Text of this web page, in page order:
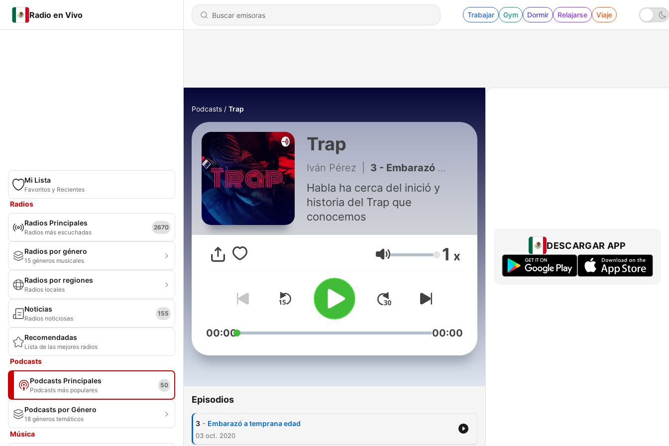
Radio en Vivo Trabajar Gym Dormir Relajarse Viaje
Mi Lista
Favoritos y Recientes
Radios
Radios Principales
Radios más escuchadas
2670
Radios por género
15 géneros musicales
Radios por regiones
Radios locales
Noticias
Radios noticiosas
155
Recomendadas
Lista de las mejores radios
Podcasts
Podcasts Principales
Podcasts más populares
50
Podcasts por Género
18 géneros temáticos
Música
Podcasts Trap
Trap
Iván Pérez 3 - Embarazó a temprana edad
Habla ha cerca del inició y
historia del Trap que
conocemos
Volumen 1 x
00:00 00:00
Episodios
3 - Embarazó a temprana edad
03 oct. 2020
DESCARGAR APP